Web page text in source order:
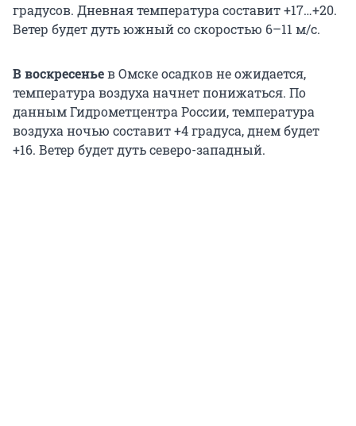
градусов. Дневная температура составит +17…+20.
Ветер будет дуть южный со скоростью 6–11 м/с.
В воскресеньев Омске осадков не ожидается,
температура воздуха начнет понижаться. По
данным Гидрометцентра России, температура
воздуха ночью составит +4 градуса, днем будет
+16. Ветер будет дуть северо-западный.